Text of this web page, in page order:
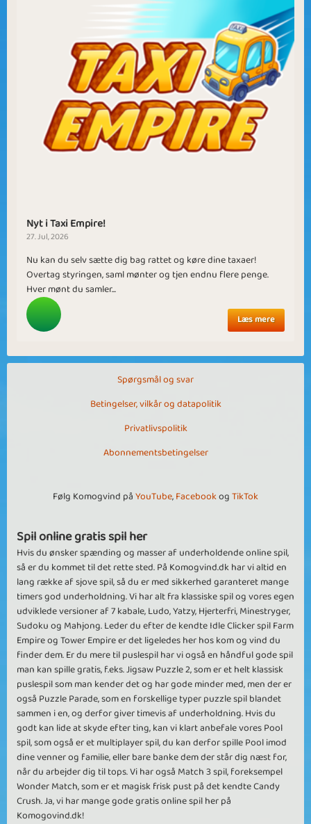
Nyt i Taxi Empire!
27. Jul, 2026
Nu kan du selv sætte dig bag rattet og køre dine taxaer!
Overtag styringen, saml mønter og tjen endnu flere penge.
Hver mønt du samler...
Læs mere
Spørgsmål og svar
Betingelser, vilkår og datapolitik
Privatlivspolitik
Abonnementsbetingelser
Følg Komogvind påYouTube,FacebookogTikTok
Spil online gratis spil her
Hvis du ønsker spænding og masser af underholdende online spil,
så er du kommet til det rette sted. På Komogvind.dk har vi altid en
lang række af sjove spil, så du er med sikkerhed garanteret mange
timers god underholdning. Vi har alt fra klassiske spil og vores egen
udviklede versioner af 7 kabale, Ludo, Yatzy, Hjerterfri, Minestryger,
Sudoku og Mahjong. Leder du efter de kendte Idle Clicker spil Farm
Empire og Tower Empire er det ligeledes her hos kom og vind du
finder dem. Er du mere til puslespil har vi også en håndful gode spil
man kan spille gratis, f.eks. Jigsaw Puzzle 2, som er et helt klassisk
puslespil som man kender det og har gode minder med, men der er
også Puzzle Parade, som en forskellige typer puzzle spil blandet
sammen i en, og derfor giver timevis af underholdning. Hvis du
godt kan lide at skyde efter ting, kan vi klart anbefale vores Pool
spil, som også er et multiplayer spil, du kan derfor spille Pool imod
dine venner og familie, eller bare banke dem der står dig næst for,
når du arbejder dig til tops. Vi har også Match 3 spil, foreksempel
Wonder Match, som er et magisk frisk pust på det kendte Candy
Crush. Ja, vi har mange gode gratis online spil her på
Komogovind.dk!